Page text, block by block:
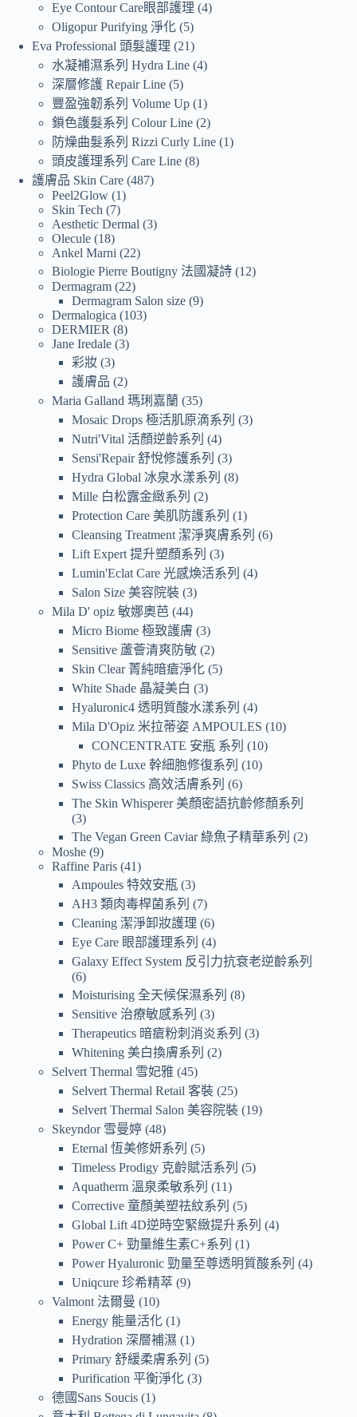
Eye Contour Care眼部護理 4
Oligopur Purifying 淨化 5
Eva Professional 頭髮護理
21
水凝補濕系列 Hydra Line 4
深層修護 Repair Line 5
豐盈強韌系列 Volume Up 1
鎖色護髮系列 Colour Line 2
防燥曲髮系列 Rizzi Curly Line 1
頭皮護理系列 Care Line 8
護膚品 Skin Care 487
Peel2Glow 1
Skin Tech
7
Aesthetic Dermal 3
Olecule 18
Ankel Marni
22
Biologie Pierre Boutigny 法國凝詩 12
Dermagram 22
Dermagram Salon size 9
Dermalogica
103
DERMIER
8
Jane Iredale 3
彩妝 3
護膚品
2
Maria Galland 瑪琍嘉蘭 35
Mosaic Drops 極活肌原滴系列
3
Nutri'Vital 活顏逆齡系列
4
Sensi'Repair 舒悅修護系列
3
Hydra Global 冰泉水漾系列
8
Mille 白松露金緻系列
2
Protection Care 美肌防護系列
1
Cleansing Treatment 潔淨爽膚系列
6
Lift Expert 提升塑顏系列
3
Lumin'Eclat Care 光感煥活系列
4
Salon Size 美容院裝 3
Mila D' opiz 敏娜奧芭 44
Micro Biome 極致護膚 3
Sensitive 蘆薈清爽防敏 2
Skin Clear 菁純暗瘡淨化 5
White Shade 晶凝美白
3
Hyaluronic4 透明質酸水漾系列
4
Mila D'Opiz 米拉蒂姿 AMPOULES
10
CONCENTRATE 安瓶 系列
10
Phyto de Luxe 幹細胞修復系列
10
Swiss Classics 高效活膚系列
6
The Skin Whisperer 美顏密語抗齡修顏系列
3
The Vegan Green Caviar 綠魚子精華系列
2
Moshe 9
Raffine Paris 41
Ampoules 特效安瓶 3
AH3 類肉毒桿菌系列
7
Cleaning 潔淨卸妝護理 6
Eye Care 眼部護理系列
4
Galaxy Effect System 反引力抗衰老逆齡系列
6
Moisturising 全天候保濕系列
8
Sensitive 治療敏感系列
3
Therapeutics 暗瘡粉刺消炎系列
3
Whitening 美白換膚系列
2
Selvert Thermal 雪妃雅 45
Selvert Thermal Retail 客裝 25
Selvert Thermal Salon 美容院裝 19
Skeyndor 雪曼婷 48
Eternal 恆美修妍系列
5
Timeless Prodigy 克齡賦活系列
5
Aquatherm 溫泉柔敏系列
11
Corrective 童顏美塑祛紋系列
5
Global Lift 4D逆時空緊緻提升系列
4
Power C+ 勁量維生素C+系列
1
Power Hyaluronic 勁量至尊透明質酸系列
4
Uniqcure 珍希精萃 9
Valmont 法爾曼
10
Energy 能量活化 1
Hydration 深層補濕
1
Primary 舒緩柔膚系列
5
Purification 平衡淨化 3
德國Sans Soucis 1